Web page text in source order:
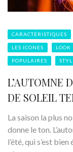
CARACTÉRISTIQUES
LES ICONES LOOK
POPULAIRES
L’AUTOMNE
DE SOLEIL
La saison la plus
donne le ton.
l’été, qui s’est